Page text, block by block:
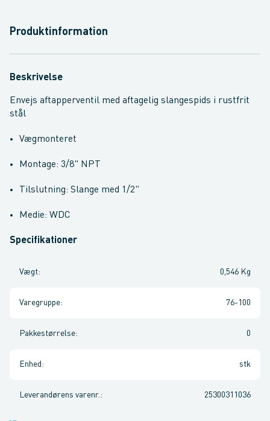
Produktinformation
Beskrivelse
Envejs aftapperventil med aftagelig slangespids i rustfrit
stål
Vægmonteret
Montage: 3/8" NPT
Tilslutning: Slange med 1/2"
Medie: WDC
Specifikationer
Vægt: 0,546 Kg
Varegruppe: 76-100
Pakkestørrelse: 0
Enhed : stk
Leverandørens varenr. : 25300311036